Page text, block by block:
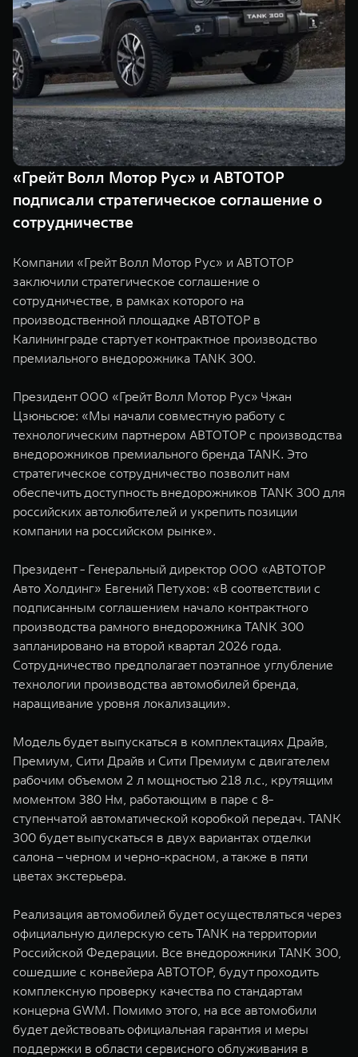
TANK 500
Веди за собой
от 6 499 000 ₽
TANK 700
Сила
от 10 199
Расширяя границы комфорта
от 6 149 000 ₽
WEY 80
от 6 449 000 ₽
WEY 80
от 8 099
TANK Финансы
Корпоративным клиентам
TANK ФИНАНСЫ
TANK Кредит
TANK Лизинг
TANK Страхование
Сервис
Специальные предложения
Моторные масла
ЦИФРОВЫЕ СЕРВИСЫ TANK
Цифровые сервисы TANK
Подписки
«Грейт Волл Мотор Рус» и АВТОТОР
подписали стратегическое соглашение о
сотрудничестве
Компании «Грейт Волл Мотор Рус» и АВТОТОР
заключили стратегическое соглашение о
сотрудничестве, в рамках которого на
производственной площадке АВТОТОР в
Калининграде стартует контрактное производство
премиального внедорожника TANK 300.
Президент ООО «Грейт Волл Мотор Рус» Чжан
Цзюньсюе: «Мы начали совместную работу с
технологическим партнером АВТОТОР c производства
внедорожников премиального бренда TANK. Это
стратегическое сотрудничество позволит нам
обеспечить доступность внедорожников TANK 300 для
российских автолюбителей и укрепить позиции
компании на российском рынке».
Президент - Генеральный директор ООО «АВТОТОР
Авто Холдинг» Евгений Петухов: «В соответствии с
подписанным соглашением начало контрактного
производства рамного внедорожника TANK 300
запланировано на второй квартал 2026 года.
Сотрудничество предполагает поэтапное углубление
технологии производства автомобилей бренда,
наращивание уровня локализации».
Модель будет выпускаться в комплектациях Драйв,
Премиум, Сити Драйв и Сити Премиум с двигателем
рабочим объемом 2 л мощностью 218 л.с., крутящим
моментом 380 Нм, работающим в паре с 8-
ступенчатой автоматической коробкой передач. TANK
300 будет выпускаться в двух вариантах отделки
салона – черном и черно-красном, а также в пяти
цветах экстерьера.
Реализация автомобилей будет осуществляться через
официальную дилерскую сеть TANK на территории
Российской Федерации. Все внедорожники TANK 300,
сошедшие с конвейера АВТОТОР, будут проходить
комплексную проверку качества по стандартам
концерна GWM. Помимо этого, на все автомобили
будет действовать официальная гарантия и меры
поддержки в области сервисного облуживания в